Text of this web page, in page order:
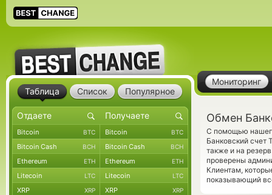
Мониторинг
Обмен
С помощью
Банковский счет
также и на
проверены
Клиентам,
показывающий
Таблица Список Популярное
Bitcoin BTC Bitcoin BTC
Bitcoin Cash BCH Bitcoin Cash BCH
Ethereum ETH Ethereum ETH
Litecoin LTC Litecoin LTC
XRP XRP XRP XRP